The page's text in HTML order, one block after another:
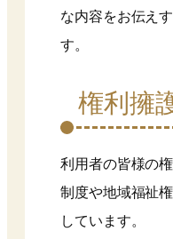
な内容をお伝え
す。
権利擁
利用者の皆様の
制度や地域福祉
しています。